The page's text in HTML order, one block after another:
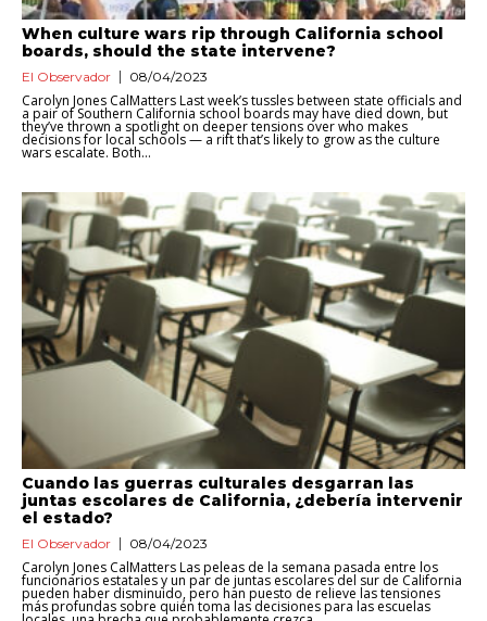
When culture wars rip through California school
boards, should the state intervene?
El Observador 08/04/2023
Carolyn Jones CalMatters Last week’s tussles between state officials and
a pair of Southern California school boards may have died down, but
they’ve thrown a spotlight on deeper tensions over who makes
decisions for local schools — a rift that’s likely to grow as the culture
wars escalate. Both...
Cuando las guerras culturales desgarran las
juntas escolares de California, ¿debería intervenir
el estado?
El Observador 08/04/2023
Carolyn Jones CalMatters Las peleas de la semana pasada entre los
funcionarios estatales y un par de juntas escolares del sur de California
pueden haber disminuido, pero han puesto de relieve las tensiones
más profundas sobre quién toma las decisiones para las escuelas